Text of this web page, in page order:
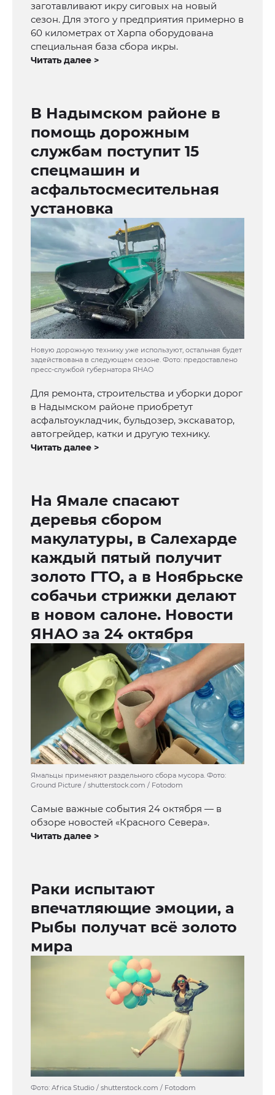
заготавливают икру сиговых на новый
сезон. Для этого у предприятия примерно в
60 километрах от Харпа оборудована
специальная база сбора икры.
Читать далее >
В Надымcком районе в
помощь дорожным
службам поступит 15
спецмашин и
асфальтосмесительная
установка
Новую дорожную технику уже используют, остальная будет
задействована в следующем сезоне. Фото: предоставлено
пресс-службой губернатора ЯНАО
Для ремонта, строительства и уборки дорог
в Надымском районе приобретут
асфальтоукладчик, бульдозер, экскаватор,
автогрейдер, катки и другую технику.
Читать далее >
На Ямале спасают
деревья сбором
макулатуры, в Салехарде
каждый пятый получит
золото ГТО, а в Ноябрьске
собачьи стрижки делают
в новом салоне. Новости
ЯНАО за 24 октября
Ямальцы применяют раздельного сбора мусора. Фото:
Ground Picture / shutterstock.com / Fotodom
Самые важные события 24 октября — в
обзоре новостей «Красного Севера».
Читать далее >
Раки испытают
впечатляющие эмоции, а
Рыбы получат всё золото
мира
Фото: Africa Studio / shutterstock.com / Fotodom